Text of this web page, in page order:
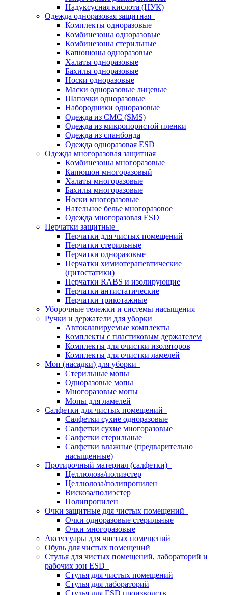
Надуксусная кислота (НУК)
Одежда одноразовая защитная
Комплекты одноразовые
Комбинезоны одноразовые
Комбинезоны стерильные
Капюшоны одноразовые
Халаты одноразовые
Бахилы одноразовые
Носки одноразовые
Маски одноразовые лицевые
Шапочки одноразовые
Набородники одноразовые
Одежда из СМС (SMS)
Одежда из микропористой пленки
Одежда из спанбонда
Одежда одноразовая ESD
Одежда многоразовая защитная
Комбинезоны многоразовые
Капюшон многоразовый
Халаты многоразовые
Бахилы многоразовые
Носки многоразовые
Нательное белье многоразовое
Одежда многоразовая ESD
Перчатки защитные
Перчатки для чистых помещений
Перчатки стерильные
Перчатки одноразовые
Перчатки химиотерапевтические
(цитостатики)
Перчатки RABS и изолирующие
Перчатки антистатические
Перчатки трикотажные
Уборочные тележки и системы насыщения
Ручки и держатели для уборки
Автоклавируемые комплекты
Комплекты с пластиковым держателем
Комплекты для очистки изоляторов
Комплекты для очистки ламелей
Моп (насадки) для уборки
Стерильные мопы
Одноразовые мопы
Многоразовые мопы
Мопы для ламелей
Салфетки для чистых помещений
Салфетки сухие одноразовые
Салфетки сухие многоразовые
Салфетки стерильные
Салфетки влажные (предварительно
насыщенные)
Протирочный материал (салфетки)
Целлюлоза/полиэстер
Целлюлоза/полипропилен
Вискоза/полиэстер
Полипропилен
Очки защитные для чистых помещений
Очки одноразовые стерильные
Очки многоразовые
Аксессуары для чистых помещений
Обувь для чистых помещений
Стулья для чистых помещений, лабораторий и
рабочих зон ESD
Стулья для чистых помещений
Стулья для лабораторий